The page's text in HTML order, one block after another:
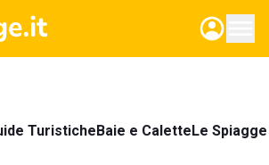
TuristicheBaie e CaletteLe